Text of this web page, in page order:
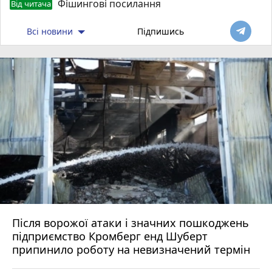
Від читача Фішингові посилання
Всі новини Підпишись
Після ворожої атаки і значних пошкоджень
підприємство Кромберг енд Шуберт
припинило роботу на невизначений термін